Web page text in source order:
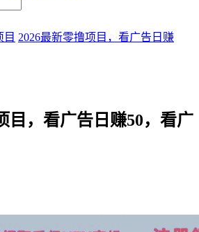
目 2026最新零撸项目，看广告日赚
目，看广告日赚50，看广